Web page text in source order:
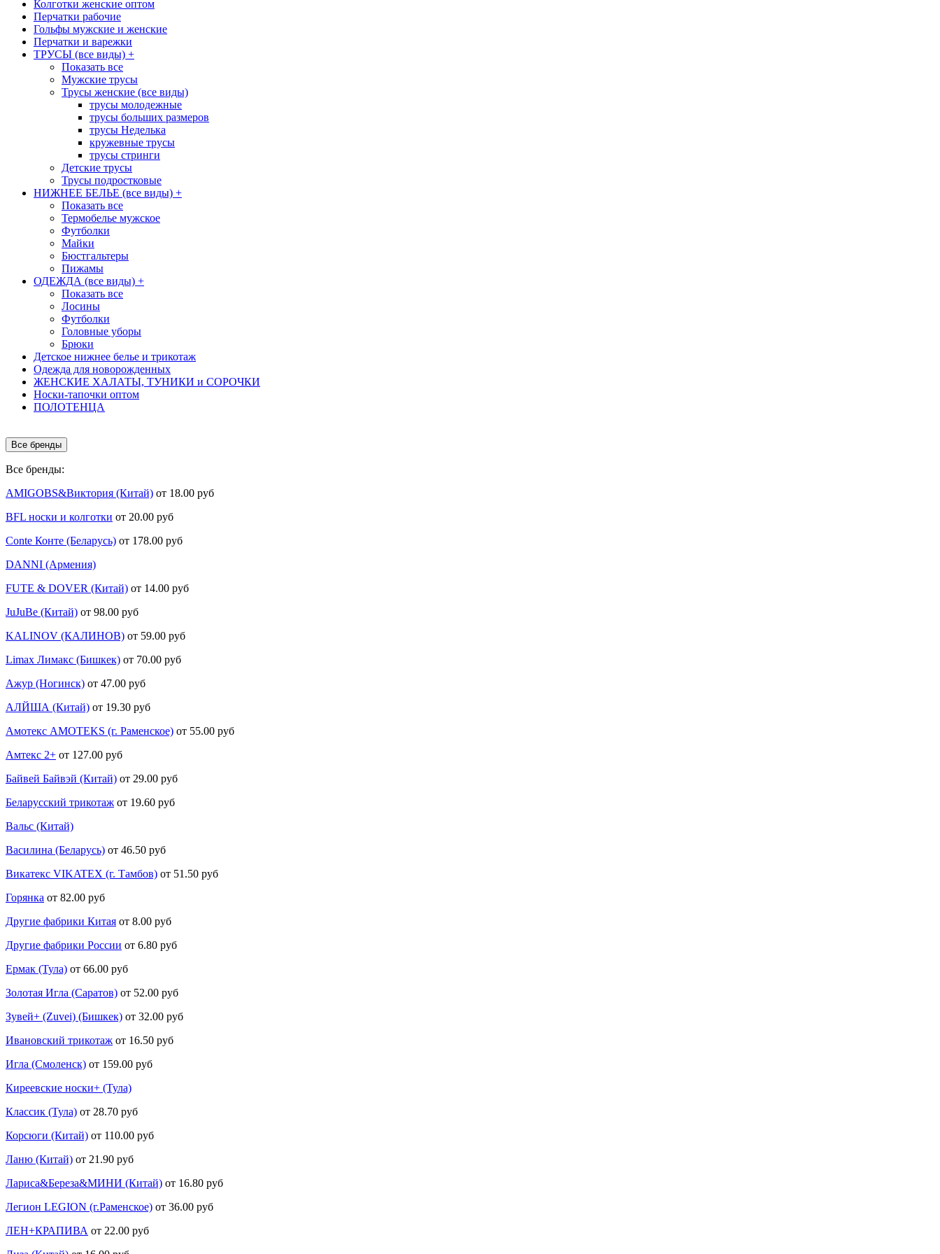
Колготки женские оптом
Перчатки рабочие
Гольфы мужские и женские
Перчатки и варежки
ТРУСЫ (все виды) +
Показать все
Мужские трусы
Трусы женские (все виды)
трусы молодежные
трусы больших размеров
трусы Неделька
кружевные трусы
трусы стринги
Детские трусы
Трусы подростковые
НИЖНЕЕ БЕЛЬЕ (все виды) +
Показать все
Термобелье мужское
Футболки
Майки
Бюстгальтеры
Пижамы
ОДЕЖДА (все виды) +
Показать все
Лосины
Футболки
Головные уборы
Брюки
Детское нижнее белье и трикотаж
Одежда для новорожденных
ЖЕНСКИЕ ХАЛАТЫ, ТУНИКИ и СОРОЧКИ
Носки-тапочки оптом
ПОЛОТЕНЦА
Все бренды
Все бренды:
AMIGOBS&Виктория (Китай) от 18.00 руб
BFL носки и колготки от 20.00 руб
Conte Конте (Беларусь) от 178.00 руб
DANNI (Армения)
FUTE & DOVER (Китай) от 14.00 руб
JuJuBe (Китай) от 98.00 руб
KALINOV (КАЛИНОВ) от 59.00 руб
Limax Лимакс (Бишкек) от 70.00 руб
Ажур (Ногинск) от 47.00 руб
АЛЙША (Китай) от 19.30 руб
Амотекс AMOTEKS (г. Раменское) от 55.00 руб
Амтекс 2+ от 127.00 руб
Байвей Байвэй (Китай) от 29.00 руб
Беларусский трикотаж от 19.60 руб
Вальс (Китай)
Василина (Беларусь) от 46.50 руб
Викатекс VIKATEX (г. Тамбов) от 51.50 руб
Горянка от 82.00 руб
Другие фабрики Китая от 8.00 руб
Другие фабрики России от 6.80 руб
Ермак (Тула) от 66.00 руб
Золотая Игла (Саратов) от 52.00 руб
Зувей+ (Zuvei) (Бишкек) от 32.00 руб
Ивановский трикотаж от 16.50 руб
Игла (Смоленск) от 159.00 руб
Киреевские носки+ (Тула)
Классик (Тула) от 28.70 руб
Корсюги (Китай) от 110.00 руб
Ланю (Китай) от 21.90 руб
Лариса&Береза&МИНИ (Китай) от 16.80 руб
Легион LEGION (г.Раменское) от 36.00 руб
ЛЕН+КРАПИВА от 22.00 руб